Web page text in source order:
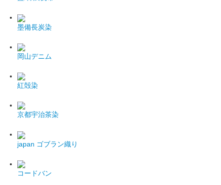
墨備長炭染
岡山デニム
紅殻染
京都宇治茶染
japan ゴブラン織り
コードバン